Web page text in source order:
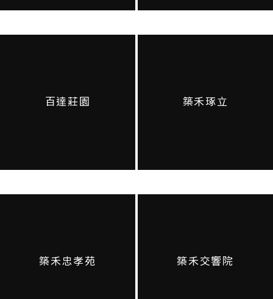
百達莊園 築禾琢立
築禾忠孝苑 築禾交響院